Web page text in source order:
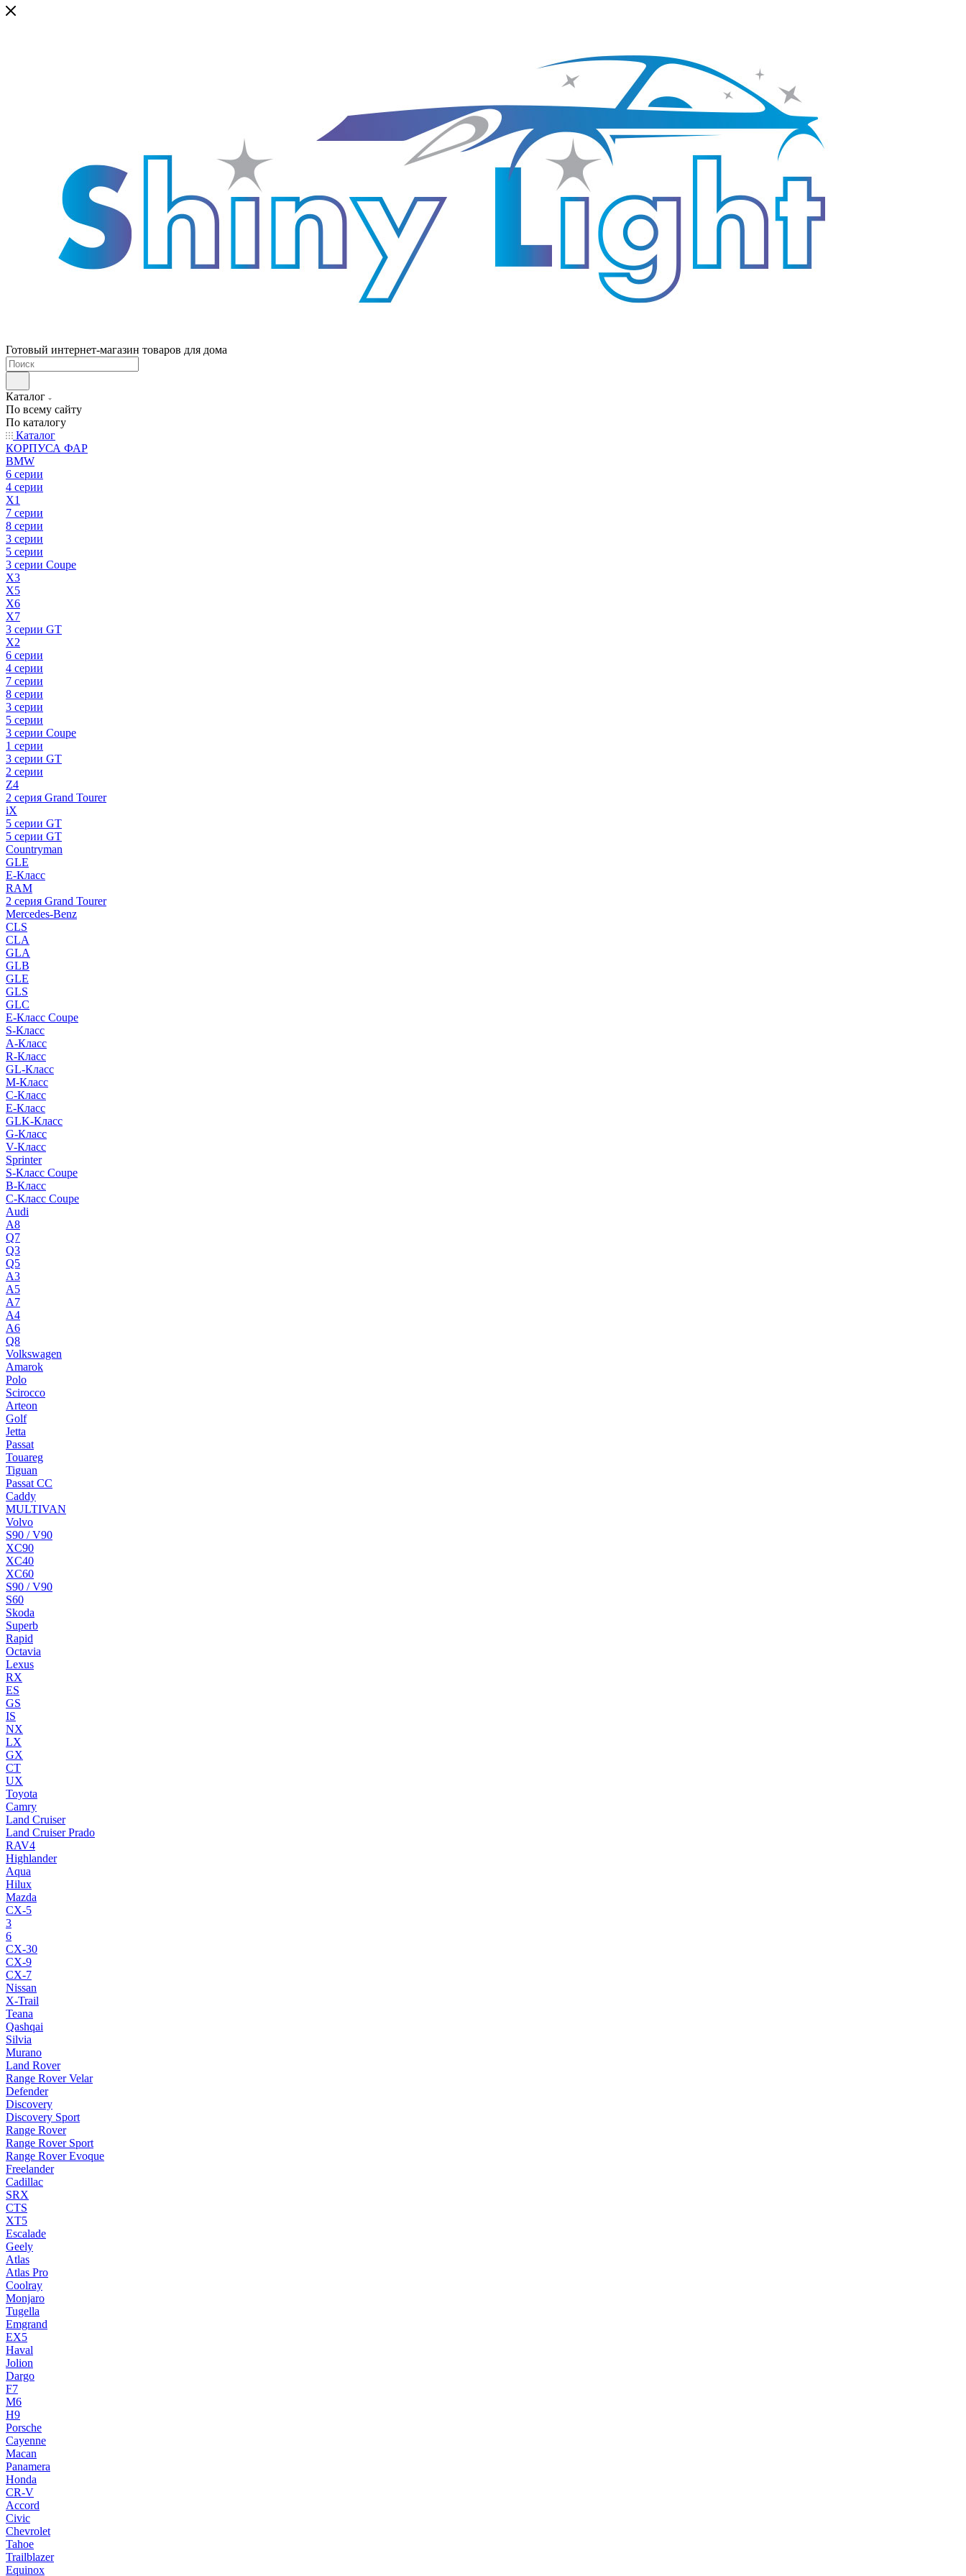
Готовый интернет-магазин товаров для дома
Каталог
По всему сайту
По каталогу
Каталог
КОРПУСА ФАР
BMW
6 серии
4 серии
X1
7 серии
8 серии
3 серии
5 серии
3 серии Coupe
X3
X5
X6
X7
3 серии GT
X2
6 серии
4 серии
7 серии
8 серии
3 серии
5 серии
3 серии Coupe
1 серии
3 серии GT
2 серии
Z4
2 серия Grand Tourer
iX
5 серии GT
5 серии GT
Countryman
GLE
E-Класс
RAM
2 серия Grand Tourer
Mercedes-Benz
CLS
CLA
GLA
GLB
GLE
GLS
GLC
E-Класс Coupe
S-Класс
A-Класс
R-Класс
GL-Класс
M-Класс
C-Класс
E-Класс
GLK-Класс
G-Класс
V-Класс
Sprinter
S-Класс Сoupe
B-Класс
C-Класс Coupe
Audi
A8
Q7
Q3
Q5
A3
A5
A7
A4
A6
Q8
Volkswagen
Amarok
Polo
Scirocco
Arteon
Golf
Jetta
Passat
Touareg
Tiguan
Passat CC
Caddy
MULTIVAN
Volvo
S90 / V90
XC90
XC40
XC60
S90 / V90
S60
Skoda
Superb
Rapid
Octavia
Lexus
RX
ES
GS
IS
NX
LX
GX
CT
UX
Toyota
Camry
Land Cruiser
Land Cruiser Prado
RAV4
Highlander
Aqua
Hilux
Mazda
CX-5
3
6
CX-30
CX-9
CX-7
Nissan
X-Trail
Teana
Qashqai
Silvia
Murano
Land Rover
Range Rover Velar
Defender
Discovery
Discovery Sport
Range Rover
Range Rover Sport
Range Rover Evoque
Freelander
Cadillac
SRX
CTS
XT5
Escalade
Geely
Atlas
Atlas Pro
Coolray
Monjaro
Tugella
Emgrand
EX5
Haval
Jolion
Dargo
F7
M6
H9
Porsche
Cayenne
Macan
Panamera
Honda
CR-V
Accord
Civic
Chevrolet
Tahoe
Trailblazer
Equinox